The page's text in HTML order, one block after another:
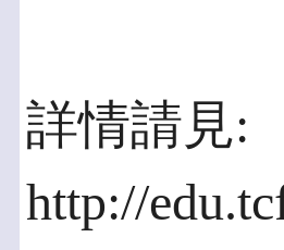
詳情請見:
http://